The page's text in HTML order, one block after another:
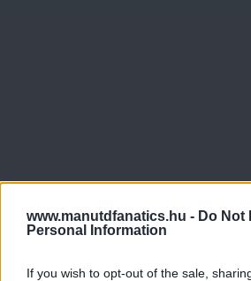
www.manutdfanatics.hu - Do Not
Personal Information
If you wish to opt-out of the sale,